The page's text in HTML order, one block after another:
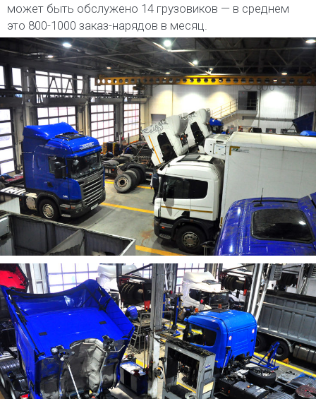
может быть обслужено 14 грузовиков — в среднем
это 800-1000 заказ-нарядов в месяц.